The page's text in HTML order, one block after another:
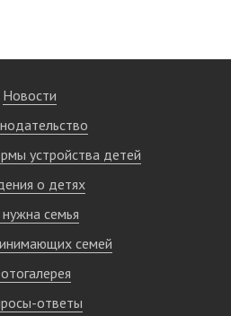
Новости
устройства детей
о детях
семья
семей
ответы